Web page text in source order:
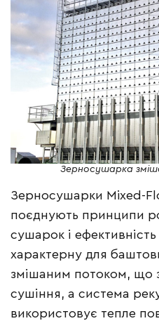
Зерносушарка
Зерносушарки Mixed-
поєднують принципи
сушарок і
характерну для
змішаним потоком, що
сушіння, а система
використовує тепле